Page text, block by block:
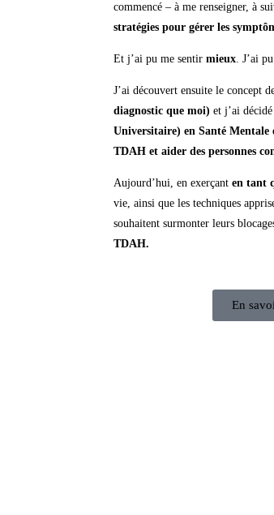
commencé – à me renseigner, à
stratégies pour gérer les
Et j’ai pu me sentir mieux. J’ai
J’ai découvert ensuite le concept
diagnostic que moi) et j’ai
Universitaire) en Santé Mentale
TDAH et aider des personnes
Aujourd’hui, en exerçant en tant
vie, ainsi que les techniques
souhaitent surmonter leurs
TDAH.
En